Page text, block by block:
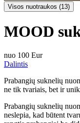
Visos nuotraukos (13)
MOOD
nuo 100 Eur
Dalintis
Prabangių suknelių
ne tik tvariais, bet ir
Prabangių suknelių
neslepia, kad būtent